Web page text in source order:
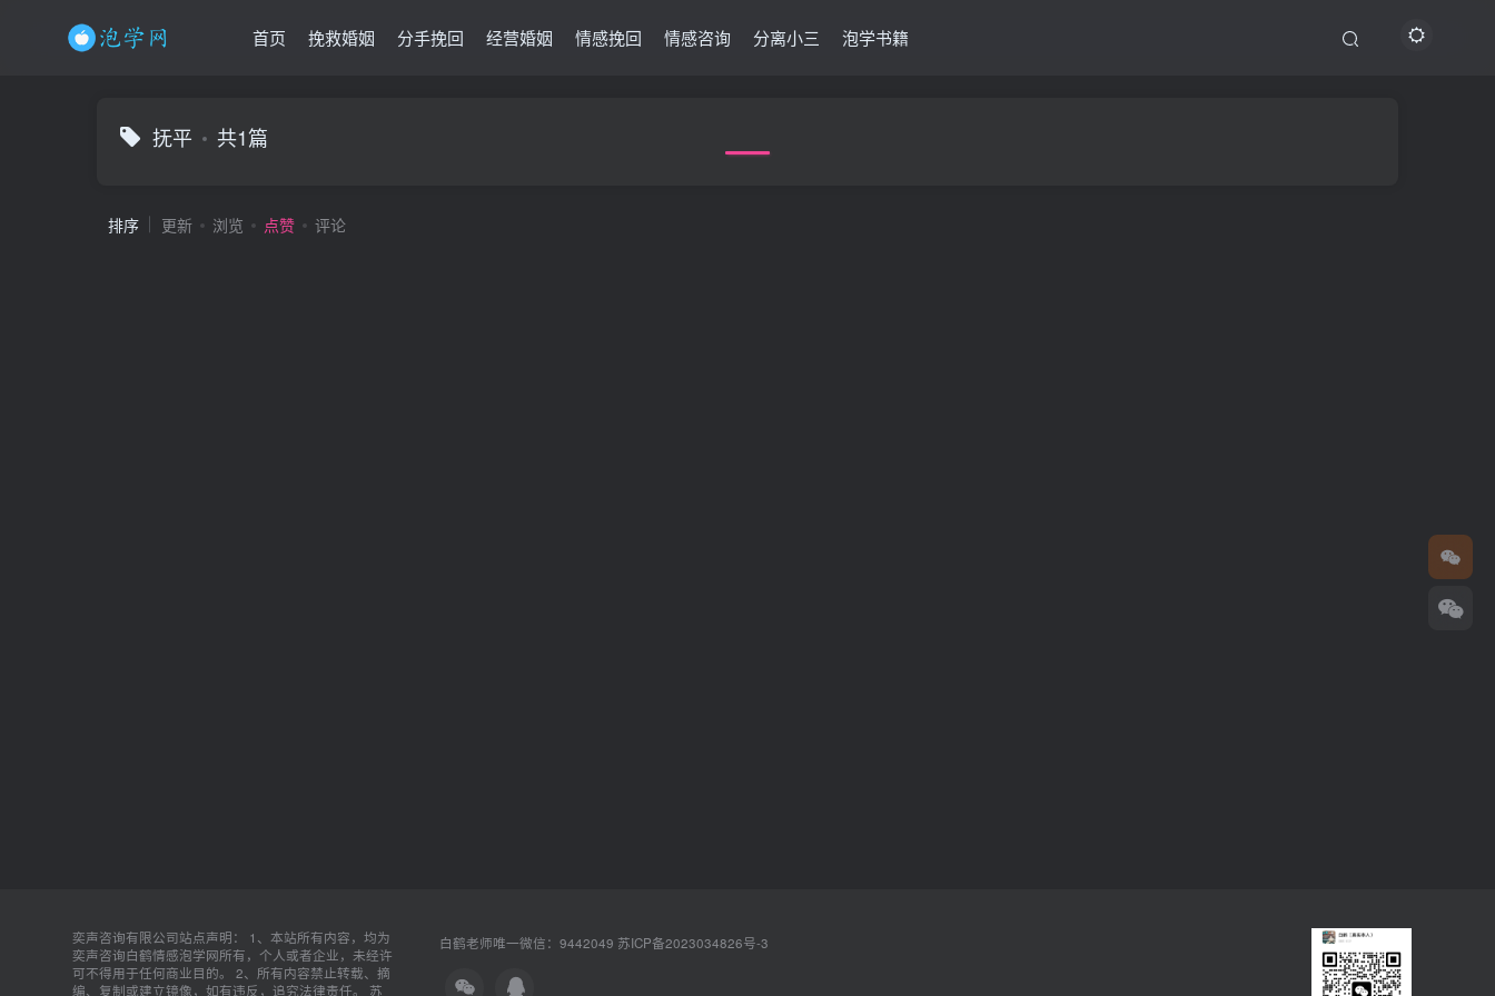
首页 挽救婚姻 分手挽回 经营婚姻 情感挽回 情感咨询 分离小三 泡学书籍
抚平 共1篇
排序 更新 浏览 点赞 评论
奕声咨询有限公司站点声明： 1、本站所有内容，均为
奕声咨询白鹤情感泡学网所有，个人或者企业，未经许
可不得用于任何商业目的。 2、所有内容禁止转载、摘
编、复制或建立镜像，如有违反，追究法律责任。 苏
白鹤老师唯一微信：9442049 苏ICP备2023034826号-3